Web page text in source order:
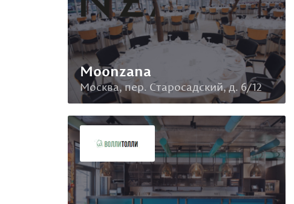
Moonzana
Москва, пер. Старосадский, д. 6/12